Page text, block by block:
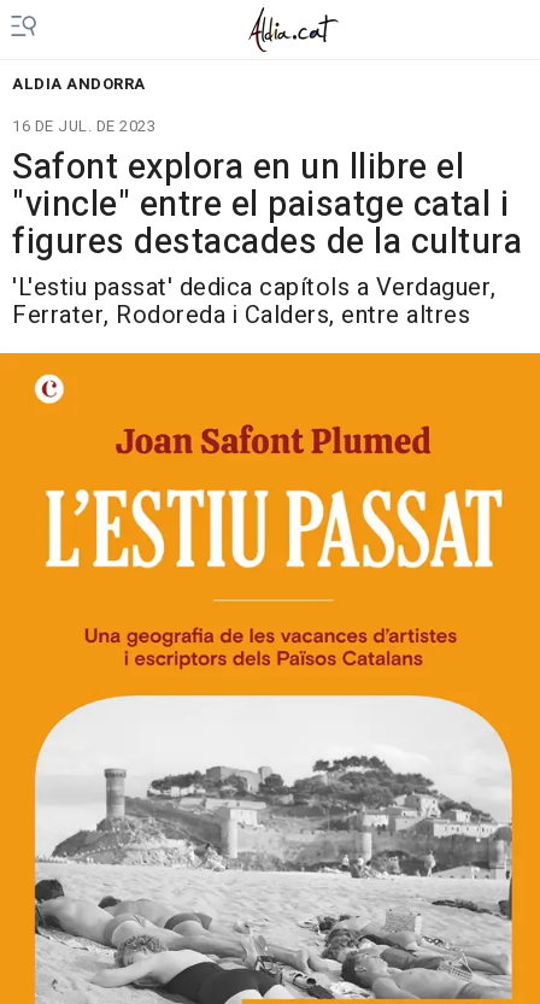
ALDIA ANDORRA
16 DE JUL. DE 2023
Safont explora en un llibre el
"vincle" entre el paisatge catal i
figures destacades de la cultura
'L'estiu passat' dedica capítols a Verdaguer,
Ferrater, Rodoreda i Calders, entre altres